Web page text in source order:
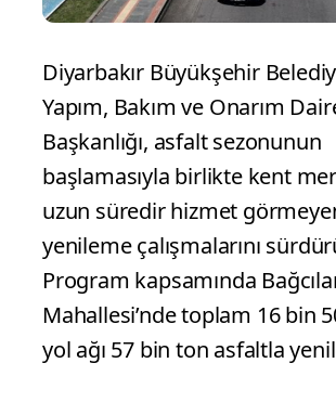
Diyarbakır Büyükşehir
Yapım, Bakım ve Onarım
Başkanlığı, asfalt sezonunun
başlamasıyla birlikte kent
uzun süredir hizmet
yenileme çalışmalarını
Program kapsamında
Mahallesi’nde toplam 16 bin
yol ağı 57 bin ton asfaltla